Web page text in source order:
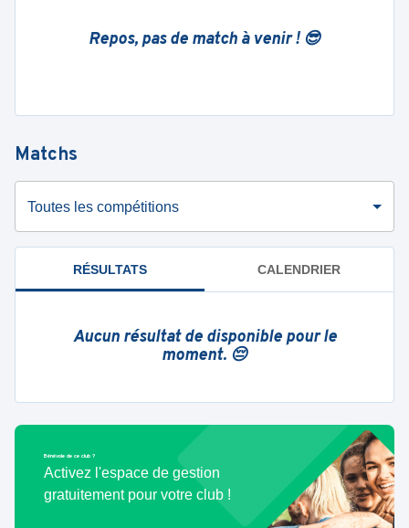
Repos, pas de match à venir ! 😎
Matchs
Toutes les compétitions
RÉSULTATS CALENDRIER
Aucun résultat de disponible pour le
moment. 😔
Bénévole de ce club ?
Activez l'espace de gestion
gratuitement pour votre club !